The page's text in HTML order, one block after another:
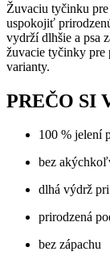
Žuvaciu tyčinku pre
uspokojiť
vydrží dlhšie a psa
žuvacie tyčinky pre
varianty.
PREČO SI
100 % jelení
bez
dlhá výdrž
prirodzená
bez zápachu